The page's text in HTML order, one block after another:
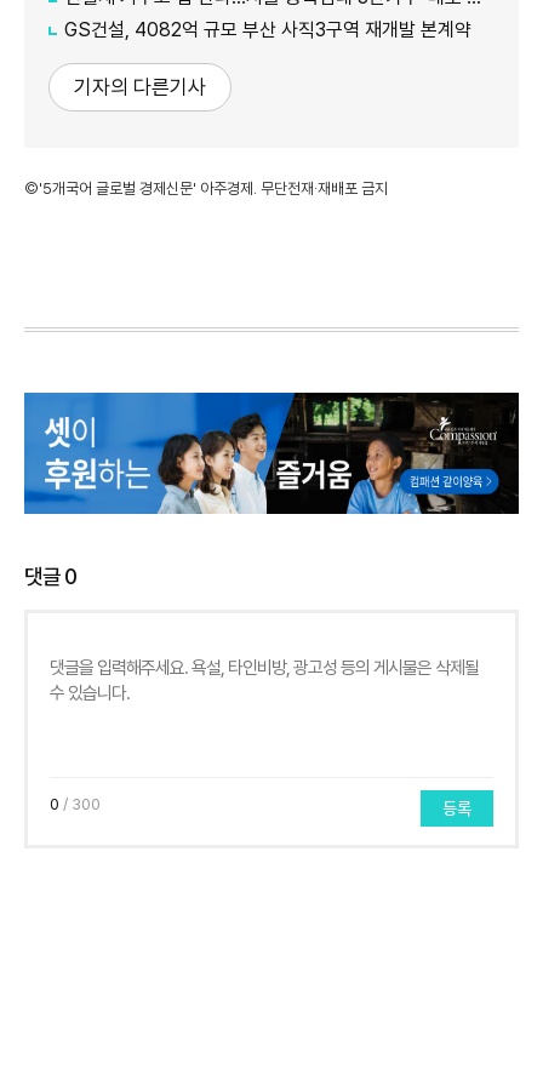
GS건설, 4082억 규모 부산 사직3구역 재개발 본계약
기자의 다른기사
©'5개국어 글로벌 경제신문' 아주경제. 무단전재·재배포 금지
댓글0
0 / 300 등록